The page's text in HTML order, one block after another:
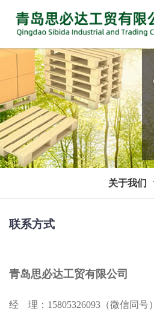
关于我们
联系方式
青岛思必达工贸有限公司
经 理：15805326093（微信同号）